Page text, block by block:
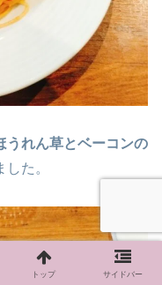
うれん草とベーコンの
た。
トップ サイドバー